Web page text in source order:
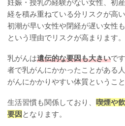
妊娠・授乳の経験がない女性、初
経を積み重ねている分リスクが高
初潮が早い女性や閉経が遅い女性
という理由でリスクが高まります。
乳がんは遺伝的な要因も大きいで
者で乳がんにかかったことがある
がんにかかりやすい体質ということ
生活習慣も関係しており、 喫煙や
要因 となります。